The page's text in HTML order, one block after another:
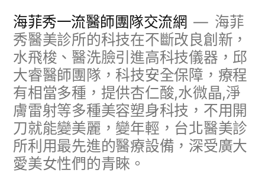
海菲秀一流醫師團隊交流網
海菲
秀醫美診所的科技在不斷改良創新，
水飛梭、醫洗臉引進高科技儀器，邱
大睿醫師團隊，科技安全保障，療程
有相當多種，提供杏仁酸,水微晶,淨
膚雷射等多種美容塑身科技，不用開
刀就能變美麗，變年輕，台北醫美診
所利用最先進的醫療設備，深受廣大
愛美女性們的青睞。